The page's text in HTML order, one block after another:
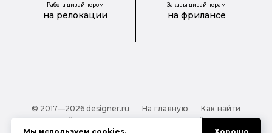
Работа дизайнером
на релокации
Заказы дизайнерам
на фрилансе
© 2017—2026 designer.ru На главную
Как найти
дизайнера?
О проекте
Карта сайта